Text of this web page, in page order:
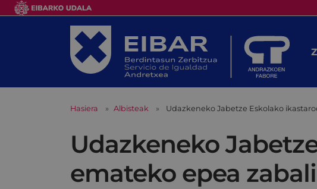
Hasiera Albisteak Udazkeneko Jabetze Eskolako
Udazkeneko
emateko epea